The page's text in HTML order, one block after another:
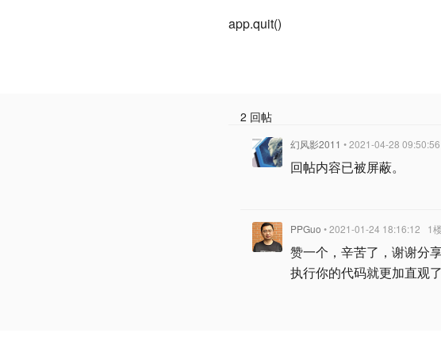
app.quit()
2 回帖
幻风影2011 • 2021-04-28 09:50:56
回帖内容已被屏蔽。
PPGuo • 2021-01-24 18:16:12 1楼
赞一个，辛苦了，谢谢分
执行你的代码就更加直观了